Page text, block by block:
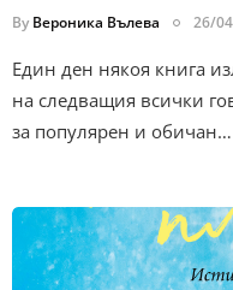
By Вероника Вълева 26/
Един ден някоя книга
на следващия всички
за популярен и обичан…